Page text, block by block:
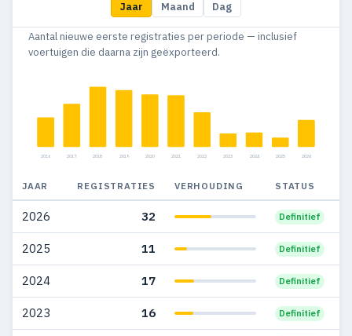
30
2014 11
Jaar Maand Dag
Aantal nieuwe eerste registraties per periode — inclusief
voertuigen die daarna zijn geëxporteerd.
2016 2017 2018 2019 2020 2021 2022 2023 2024 2025 2026
JAAR REGISTRATIES VERHOUDING STATUS
2026 32 Definitief
2025 11 Definitief
2024 17 Definitief
2023 16 Definitief